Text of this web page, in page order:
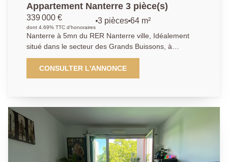
Appartement Nanterre 3 pièce(s)
339 000 €
dont 4.69% TTC d'honoraires
3 pièces 64 m²
Nanterre à 5mn du RER Nanterre ville, Idéalement
situé dans le secteur des Grands Buissons, à
proximités immédiates de toutes commodités, à 10mn
de la préfecture et 5mn des bords de Seine. Ce beau
et lumineux 3 pièces de 64.12 m², saura vous séduire
orientée SUD-OUEST. La cuisine est indépendante à
aménager. Vous pénétrez dans le coin nuit par un
dégagement qui donne accès à 2 chambres, une salle
de bains, un WC indépendant. Une place de parking
CONSULTER L'ANNONCE